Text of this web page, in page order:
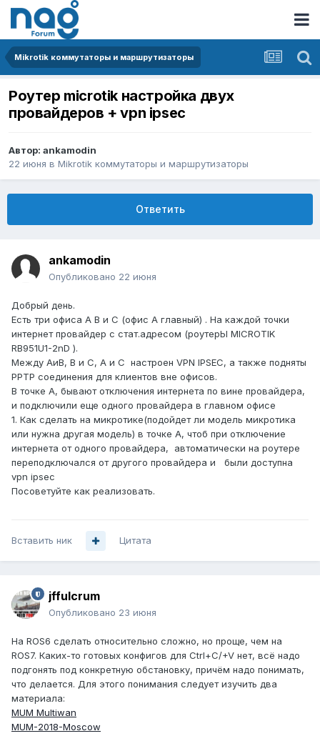
Mikrotik коммутаторы и маршрутизаторы
Роутер microtik настройка двух
провайдеров + vpn ipsec
Автор: ankamodin
22 июня в Mikrotik коммутаторы и маршрутизаторы
Ответить
ankamodin
Опубликовано 22 июня
Добрый день.
Есть три офиса А В и С (офис А главный) . На каждой точки
интернет провайдер с стат.адресом (роутерЫ MICROTIK
RB951U1-2nD ).
Между АиВ, В и С, А и С настроен VPN IPSEC, а также подняты
РPTP соединения для клиентов вне офисов.
В точке А, бывают отключения интернета по вине провайдера,
и подключили еще одного провайдера в главном офисе
1. Как сделать на микротике(подойдет ли модель микротика
или нужна другая модель) в точке А, чтоб при отключение
интернета от одного провайдера, автоматически на роутере
переподключался от другого провайдера и были доступна
vpn ipsec
Посоветуйте как реализовать.
Вставить ник Цитата
jffulcrum
Опубликовано 23 июня
На ROS6 сделать относительно сложно, но проще, чем на
ROS7. Каких-то готовых конфигов для Ctrl+C/+V нет, всё надо
подгонять под конкретную обстановку, причём надо понимать,
что делается. Для этого понимания следует изучить два
материала:
MUM Multiwan
MUM-2018-Moscow